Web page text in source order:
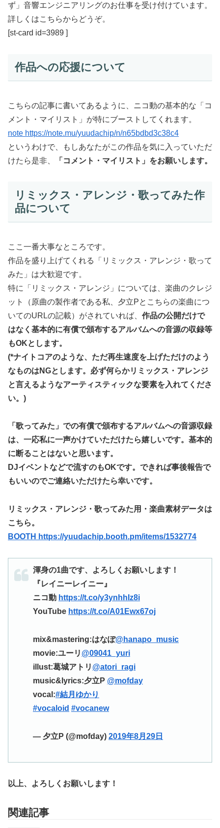
ず」音響エンジニアリングのお仕事を受け付けています。
詳しくはこちらからどうぞ。
[st-card id=3989 ]
作品への応援について
こちらの記事に書いてあるように、ニコ動の基本的な「コ
メント・マイリスト」が特にブーストしてくれます。
note https://note.mu/yuudachip/n/n65bdbd3c38c4
というわけで、もしあなたがこの作品を気に入っていただ
けたら是非、
「コメント・マイリスト」をお願いします。
リミックス・アレンジ・歌ってみた作
品について
ここ一番大事なところです。
作品を盛り上げてくれる「リミックス・アレンジ・歌って
みた」は大歓迎です。
特に「リミックス・アレンジ」については、楽曲のクレジ
ット（原曲の製作者である私、夕立Pとこちらの楽曲につ
いてのURLの記載）がされていれば、 作品の公開だけで
はなく基本的に有償で頒布するアルバムへの音源の収録等
もOKとします。
(*ナイトコアのような、ただ再生速度を上げただけのよう
なものはNGとします。必ず何らかリミックス・アレンジ
と言えるようなアーティスティックな要素を入れてくださ
い。)
「歌ってみた」での有償で頒布するアルバムへの音源収録
は、一応私に一声かけていただけたら嬉しいです。基本的
に断ることはないと思います。
DJイベントなどで流すのもOKです。 できれば事後報告で
もいいのでご連絡いただけたら幸いです。
リミックス・アレンジ・歌ってみた用・楽曲素材データは
こちら。
BOOTH https://yuudachip.booth.pm/items/1532774
渾身の1曲です、よろしくお願いします！
『レイニーレイニー』
ニコ動 https://t.co/y3ynhhIz8i
YouTube https://t.co/A01Ewx67oj
mix&mastering:はなぽ@hanapo_music
movie:ユーリ @09041_yuri
illust:葛城アトリ @atori_ragi
music&lyrics:夕立P @mofday
vocal:#結月ゆかり
#vocaloid #vocanew
— 夕立P (@mofday) 2019年8月29日
以上、よろしくお願いします！
関連記事